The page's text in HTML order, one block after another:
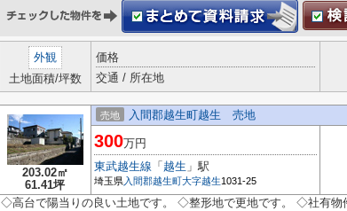
外観
土地面積/坪数
価格
交通 / 所在地
203.02㎡
61.41坪
売地 入間郡越生町越生 売地
300万円
東武越生線 「 越生 」駅
埼玉県入間郡越生町大字越生1031-25
◇高台で陽当りの良い土地です。 ◇整形地で更地です。 ◇社有物